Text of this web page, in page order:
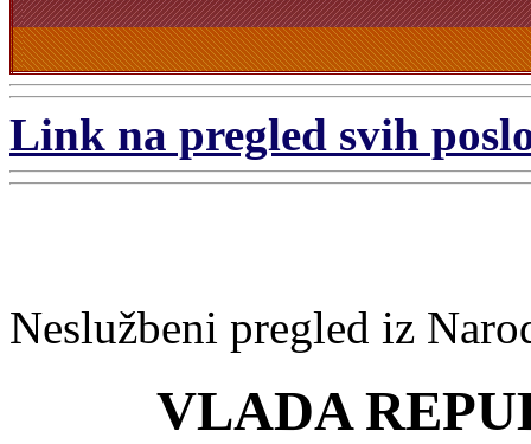
Link na pregled svih
Neslužbeni pregled iz
VLADA